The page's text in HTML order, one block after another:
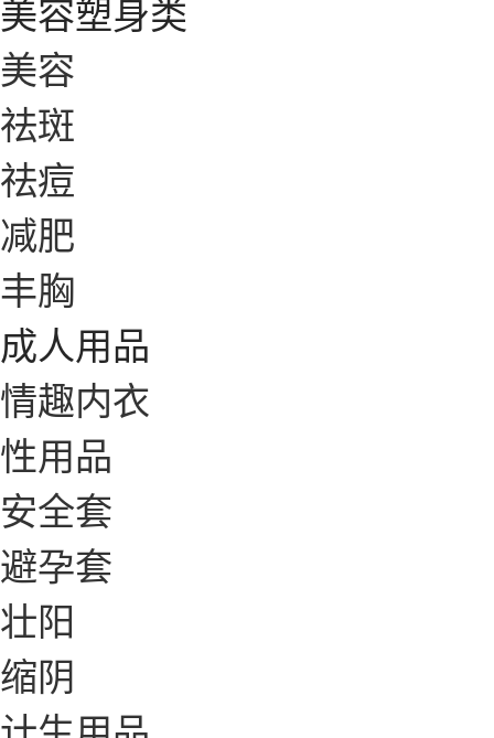
美容塑身类
美容
祛斑
祛痘
减肥
丰胸
成人用品
情趣内衣
性用品
安全套
避孕套
壮阳
缩阴